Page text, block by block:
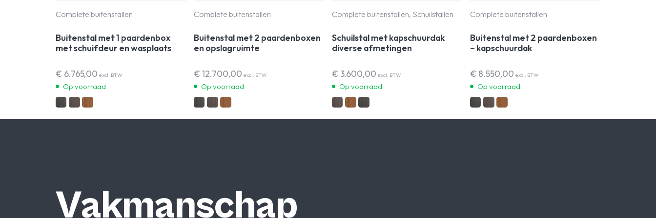
Complete buitenstallen
Buitenstal met 1 paardenbox
met schuifdeur en wasplaats
€ 6.765,00 excl. BTW
Op voorraad
Complete buitenstallen
Buitenstal met 2 paardenboxen
en opslagruimte
€ 12.700,00 excl. BTW
Op voorraad
Complete buitenstallen, Schuilstallen
Schuilstal met kapschuurdak
diverse afmetingen
€ 3.600,00 excl. BTW
Op voorraad
Complete buitenstallen
Buitenstal met 2 paardenboxen
– kapschuurdak
€ 8.550,00 excl. BTW
Op voorraad
Vakmanschap